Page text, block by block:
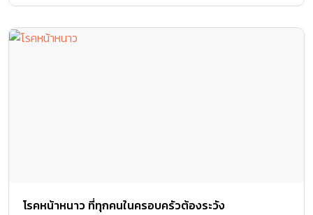
โรคหน้าหนาว ที่ทุกคนในครอบครัวต้องระวัง